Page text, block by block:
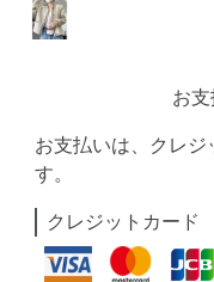
お
お支払いは、クレジ
す。
クレジットカード